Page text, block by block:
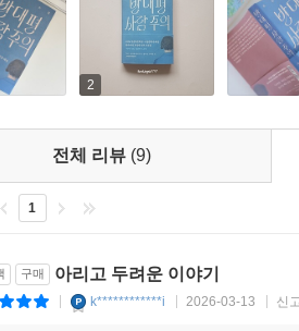
대편 사람 주의』의 인물들은 대체
니라 누군가와 이야기하는 것
게를 과장하거나 축소하지도 않고, 섣
’를. 자신이 미완성인 채로도 죽지 않고
려줄 것이다. 어쩌면 이 책을 다 읽어
버텨내 오늘에 이르렀다는 것에. 가늠
2
전체 리뷰 (9)
1
구매 아리고 두려운 이야기
k************i 2026-03-13 신